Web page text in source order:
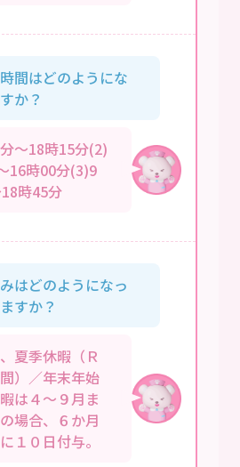
間はどのようにな
か？
～18時15分(2)
16時00分(3)9
時45分
はどのようになっ
すか？
夏季休暇（Ｒ
）／年末年始
は４～９月ま
場合、６か月
１０日付与。